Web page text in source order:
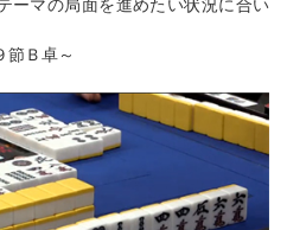
ーマの局面を進めたい状況に合い
節Ｂ卓～